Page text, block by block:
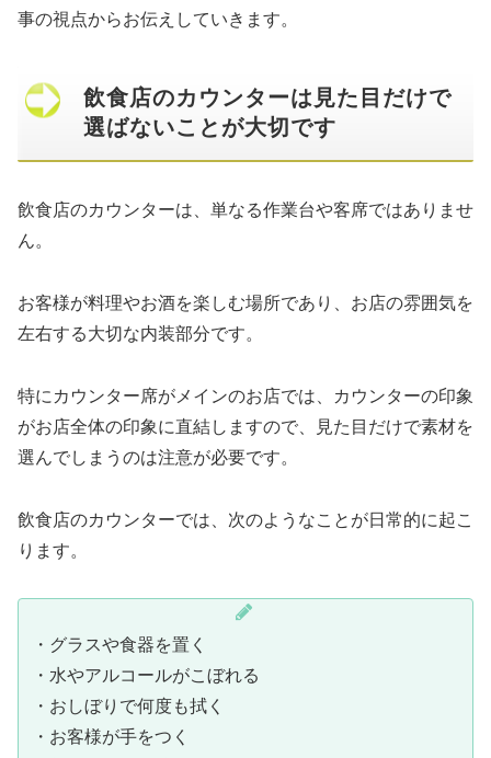
事の視点からお伝えしていきます。
飲食店のカウンターは見た目だけで
選ばないことが大切です
飲食店のカウンターは、単なる作業台や客席ではありませ
ん。
お客様が料理やお酒を楽しむ場所であり、お店の雰囲気を
左右する大切な内装部分です。
特にカウンター席がメインのお店では、カウンターの印象
がお店全体の印象に直結しますので、見た目だけで素材を
選んでしまうのは注意が必要です。
飲食店のカウンターでは、次のようなことが日常的に起こ
ります。
・グラスや食器を置く
・水やアルコールがこぼれる
・おしぼりで何度も拭く
・お客様が手をつく